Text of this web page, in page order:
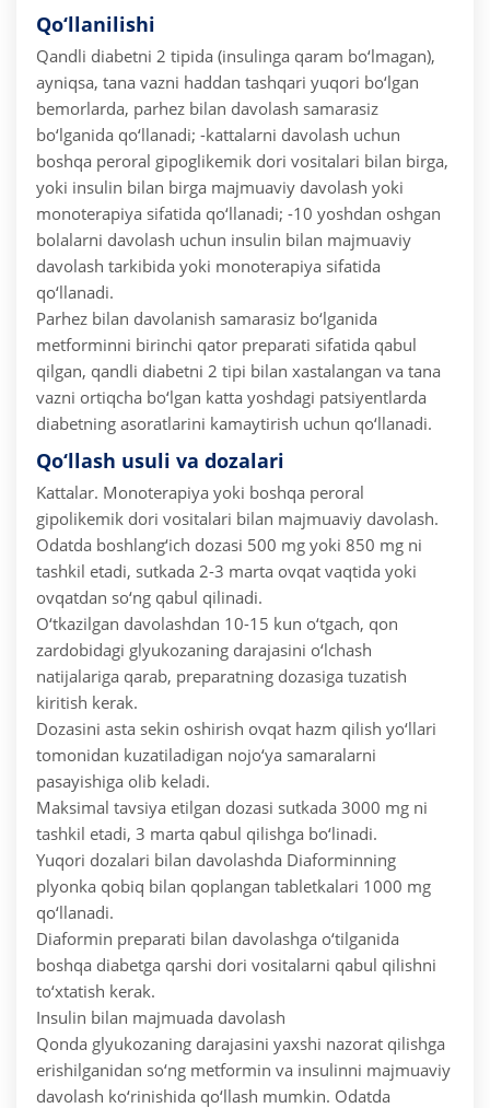
Qo‘llanilishi
Qandli diabetni 2 tipida (insulinga qaram bo‘lmagan),
ayniqsa, tana vazni haddan tashqari yuqori bo‘lgan
bemorlarda, parhez bilan davolash samarasiz
bo‘lganida qo‘llanadi; -kattalarni davolash uchun
boshqa peroral gipoglikemik dori vositalari bilan birga,
yoki insulin bilan birga majmuaviy davolash yoki
monoterapiya sifatida qo‘llanadi; -10 yoshdan oshgan
bolalarni davolash uchun insulin bilan majmuaviy
davolash tarkibida yoki monoterapiya sifatida
qo‘llanadi.
Parhez bilan davolanish samarasiz bo‘lganida
metforminni birinchi qator preparati sifatida qabul
qilgan, qandli diabetni 2 tipi bilan xastalangan va tana
vazni ortiqcha bo‘lgan katta yoshdagi patsiyentlarda
diabetning asoratlarini kamaytirish uchun qo‘llanadi.
Qo‘llash usuli va dozalari
Kattalar. Monoterapiya yoki boshqa peroral
gipolikemik dori vositalari bilan majmuaviy davolash.
Odatda boshlang‘ich dozasi 500 mg yoki 850 mg ni
tashkil etadi, sutkada 2-3 marta ovqat vaqtida yoki
ovqatdan so‘ng qabul qilinadi.
O‘tkazilgan davolashdan 10-15 kun o‘tgach, qon
zardobidagi glyukozaning darajasini o‘lchash
natijalariga qarab, preparatning dozasiga tuzatish
kiritish kerak.
Dozasini asta sekin oshirish ovqat hazm qilish yo‘llari
tomonidan kuzatiladigan nojo‘ya samaralarni
pasayishiga olib keladi.
Maksimal tavsiya etilgan dozasi sutkada 3000 mg ni
tashkil etadi, 3 marta qabul qilishga bo‘linadi.
Yuqori dozalari bilan davolashda Diaforminning
plyonka qobiq bilan qoplangan tabletkalari 1000 mg
qo‘llanadi.
Diaformin preparati bilan davolashga o‘tilganida
boshqa diabetga qarshi dori vositalarni qabul qilishni
to‘xtatish kerak.
Insulin bilan majmuada davolash
Qonda glyukozaning darajasini yaxshi nazorat qilishga
erishilganidan so‘ng metformin va insulinni majmuaviy
davolash ko‘rinishida qo‘llash mumkin. Odatda